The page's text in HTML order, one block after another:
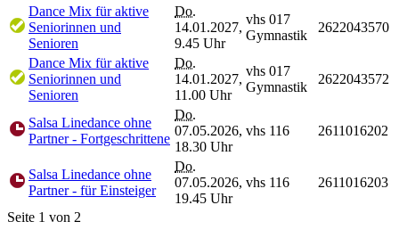
Dance Mix für aktive
Seniorinnen und
Senioren
Do.
14.01.2027,
9.45 Uhr
vhs 017
Gymnastik
2622043570
Dance Mix für aktive
Seniorinnen und
Senioren
Do.
14.01.2027,
11.00 Uhr
vhs 017
Gymnastik
2622043572
Salsa Linedance ohne
Partner - Fortgeschrittene
Do.
07.05.2026,
18.30 Uhr
vhs 116 2611016202
Salsa Linedance ohne
Partner - für Einsteiger
Do.
07.05.2026,
19.45 Uhr
vhs 116 2611016203
Seite 1 von 2